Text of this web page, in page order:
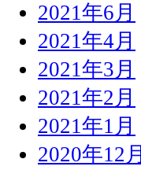
2021年6月
2021年4月
2021年3月
2021年2月
2021年1月
2020年12月